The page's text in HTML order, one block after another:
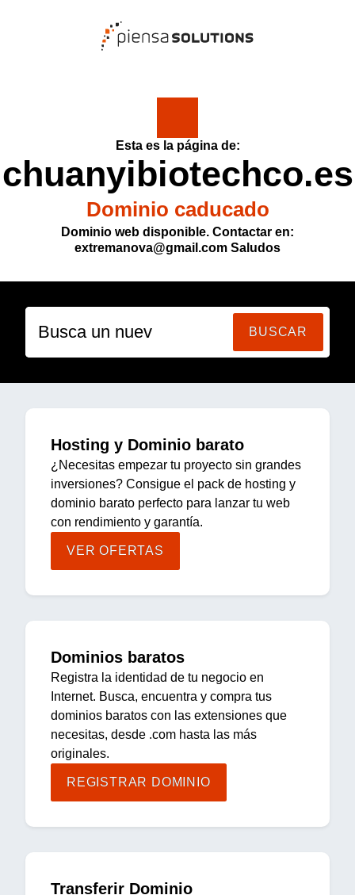
Esta es la página de:
chuanyibiotechco.es
Dominio caducado
Dominio web disponible. Contactar en:
extremanova@gmail.com Saludos
Busca un nuevo BUSCAR
Hosting y Dominio barato
¿Necesitas empezar tu proyecto sin grandes
inversiones? Consigue el pack de hosting y
dominio barato perfecto para lanzar tu web
con rendimiento y garantía.
VER OFERTAS
Dominios baratos
Registra la identidad de tu negocio en
Internet. Busca, encuentra y compra tus
dominios baratos con las extensiones que
necesitas, desde .com hasta las más
originales.
REGISTRAR DOMINIO
Transferir Dominio